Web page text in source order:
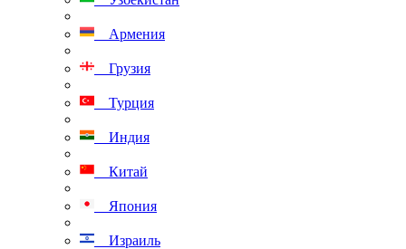
Армения
Грузия
Турция
Индия
Китай
Япония
Израиль